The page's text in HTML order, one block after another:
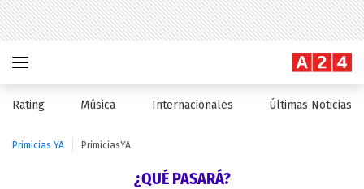
Rating Música Internacionales Últimas Noticias
Primicias YA PrimiciasYA
¿QUÉ PASARÁ?